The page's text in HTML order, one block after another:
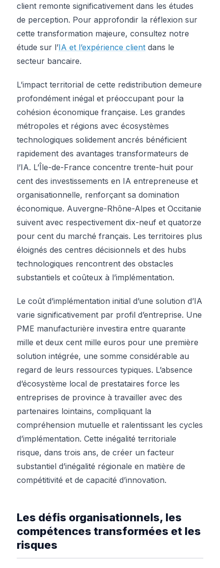
client remonte significativement dans les études
de perception. Pour approfondir la réflexion sur
cette transformation majeure, consultez notre
étude sur l’IA et l’expérience client dans le
secteur bancaire.
L’impact territorial de cette redistribution demeure
profondément inégal et préoccupant pour la
cohésion économique française. Les grandes
métropoles et régions avec écosystèmes
technologiques solidement ancrés bénéficient
rapidement des avantages transformateurs de
l’IA. L’Île-de-France concentre trente-huit pour
cent des investissements en IA entrepreneuse et
organisationnelle, renforçant sa domination
économique. Auvergne-Rhône-Alpes et Occitanie
suivent avec respectivement dix-neuf et quatorze
pour cent du marché français. Les territoires plus
éloignés des centres décisionnels et des hubs
technologiques rencontrent des obstacles
substantiels et coûteux à l’implémentation.
Le coût d’implémentation initial d’une solution d’IA
varie significativement par profil d’entreprise. Une
PME manufacturière investira entre quarante
mille et deux cent mille euros pour une première
solution intégrée, une somme considérable au
regard de leurs ressources typiques. L’absence
d’écosystème local de prestataires force les
entreprises de province à travailler avec des
partenaires lointains, compliquant la
compréhension mutuelle et ralentissant les cycles
d’implémentation. Cette inégalité territoriale
risque, dans trois ans, de créer un facteur
substantiel d’inégalité régionale en matière de
compétitivité et de capacité d’innovation.
Les défis organisationnels, les
compétences transformées et les
risques